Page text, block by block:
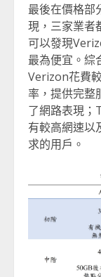
最後在價格部
現，三家業者
可以發現
最為便宜。綜
Verizon花費
率，提供完整
了網路表現
有較高網速以
求的用戶。